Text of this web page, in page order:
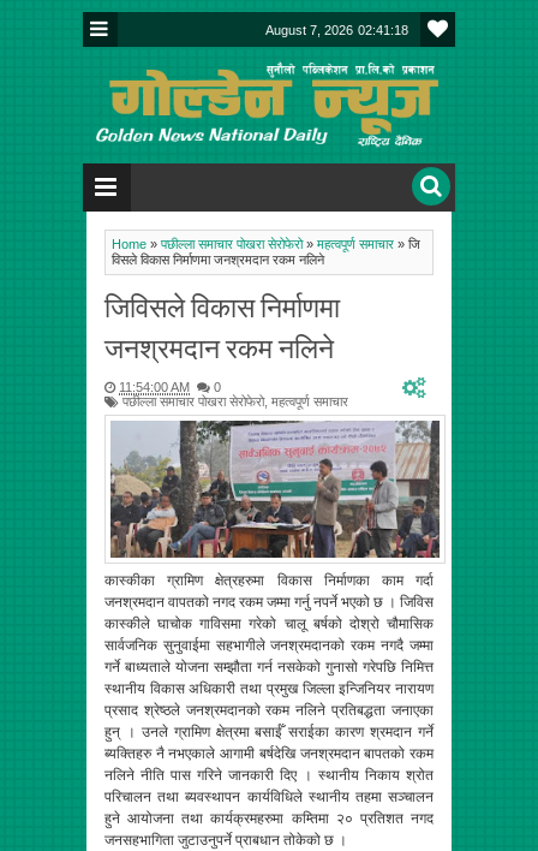
August 7, 2026 02:41:18
Home » पछील्ला समाचार पोखरा सेरोफेरो » महत्वपूर्ण समाचार » जि
विसले विकास निर्माणमा जनश्रमदान रकम नलिने
जिविसले विकास निर्माणमा
जनश्रमदान रकम नलिने
11:54:00 AM
0
पछील्ला समाचार पोखरा सेरोफेरो, महत्वपूर्ण समाचार
कास्कीका ग्रामिण क्षेत्रहरुमा विकास निर्माणका काम गर्दा
जनश्रमदान वापतको नगद रकम जम्मा गर्नु नपर्ने भएको छ । जिविस
कास्कीले घाचोक गाविसमा गरेको चालू बर्षको दोश्रो चौमासिक
सार्वजनिक सुनुवाईमा सहभागीले जनश्रमदानको रकम नगदै जम्मा
गर्ने बाध्यताले योजना सम्झौता गर्न नसकेको गुनासो गरेपछि निमित्त
स्थानीय विकास अधिकारी तथा प्रमुख जिल्ला इन्जिनियर नारायण
प्रसाद श्रेष्ठले जनश्रमदानको रकम नलिने प्रतिबद्धता जनाएका
हुन् । उनले ग्रामिण क्षेत्रमा बसाईँ सराईका कारण श्रमदान गर्ने
ब्यक्तिहरु नै नभएकाले आगामी बर्षदेखि जनश्रमदान बापतको रकम
नलिने नीति पास गरिने जानकारी दिए । स्थानीय निकाय श्रोत
परिचालन तथा ब्यवस्थापन कार्यविधिले स्थानीय तहमा सञ्चालन
हुने आयोजना तथा कार्यक्रमहरुमा कम्तिमा २० प्रतिशत नगद
जनसहभागिता जुटाउनुपर्ने प्राबधान तोकेको छ ।